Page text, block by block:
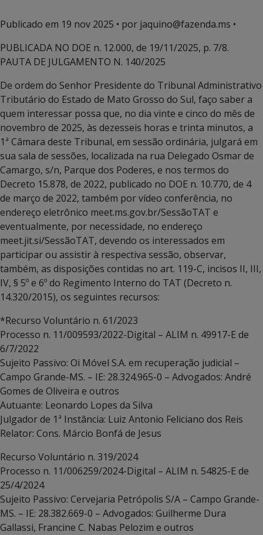
Publicado em 19 nov 2025 • por jaquino@fazenda.ms •
PUBLICADA NO DOE n. 12.000, de 19/11/2025, p. 7/8.
PAUTA DE JULGAMENTO N. 140/2025
De ordem do Senhor Presidente do Tribunal Administrativo
Tributário do Estado de Mato Grosso do Sul, faço saber a
quem interessar possa que, no dia vinte e cinco do mês de
novembro de 2025, às dezesseis horas e trinta minutos, a
1ª Câmara deste Tribunal, em sessão ordinária, julgará em
sua sala de sessões, localizada na rua Delegado Osmar de
Camargo, s/n, Parque dos Poderes, e nos termos do
Decreto 15.878, de 2022, publicado no DOE n. 10.770, de 4
de março de 2022, também por vídeo conferência, no
endereço eletrônico meet.ms.gov.br/SessãoTAT e
eventualmente, por necessidade, no endereço
meet.jit.si/SessãoTAT, devendo os interessados em
participar ou assistir à respectiva sessão, observar,
também, as disposições contidas no art. 119-C, incisos II, III,
IV, § 5º e 6º do Regimento Interno do TAT (Decreto n.
14.320/2015), os seguintes recursos:
*Recurso Voluntário n. 61/2023
Processo n. 11/009593/2022-Digital – ALIM n. 49917-E de
6/7/2022
Sujeito Passivo: Oi Móvel S.A. em recuperação judicial –
Campo Grande-MS. – IE: 28.324.965-0 – Advogados: André
Gomes de Oliveira e outros
Autuante: Leonardo Lopes da Silva
Julgador de 1ª Instância: Luiz Antonio Feliciano dos Reis
Relator: Cons. Márcio Bonfá de Jesus
Recurso Voluntário n. 319/2024
Processo n. 11/006259/2024-Digital – ALIM n. 54825-E de
25/4/2024
Sujeito Passivo: Cervejaria Petrópolis S/A – Campo Grande-
MS. – IE: 28.382.669-0 – Advogados: Guilherme Dura
Gallassi, Francine C. Nabas Pelozim e outros